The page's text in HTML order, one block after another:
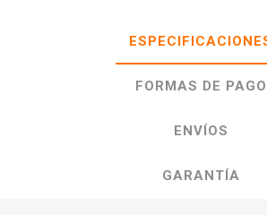
FORMAS DE PAGO
ENVÍOS
GARANTÍA